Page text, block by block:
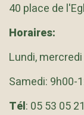
40 place de
Horaires:
Lundi,
Samedi: 9h00-
Tél: 05 53 05